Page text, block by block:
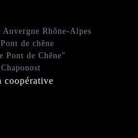
Rhône-Alpes
de chêne
de Chêne"
coopérative